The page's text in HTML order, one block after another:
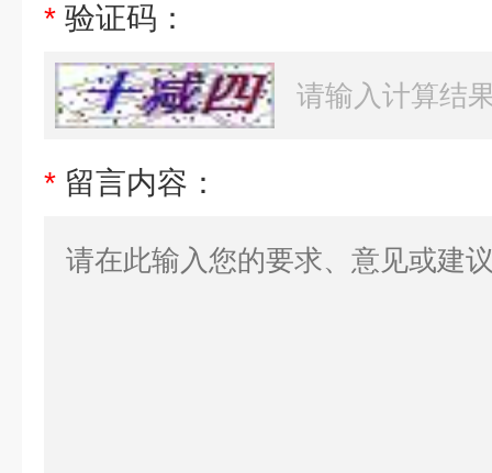
* 验证码：
* 留言内容：